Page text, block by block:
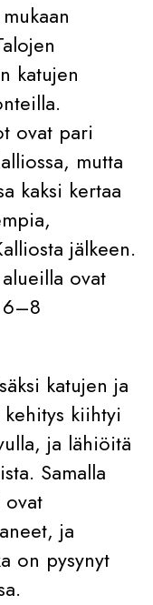
katujen
ovat pari
mutta
kaksi kertaa
jälkeen.
ovat
6–8
katujen ja
kiihtyi
ja lähiöitä
Samalla
ovat
ja
on pysynyt